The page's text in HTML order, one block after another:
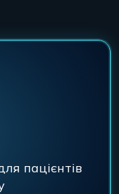
пацієнтів